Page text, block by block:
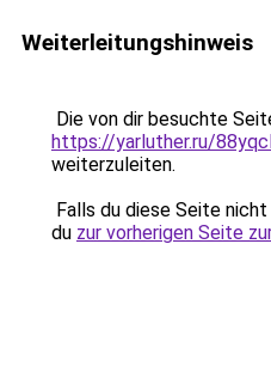
Weiterleitungshinweis
Die von dir besuchte
https://yarluther.ru/
weiterzuleiten.
Falls du diese Seite
du zur vorherigen Seite